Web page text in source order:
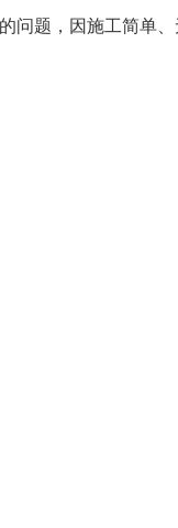
问题，因施工简单